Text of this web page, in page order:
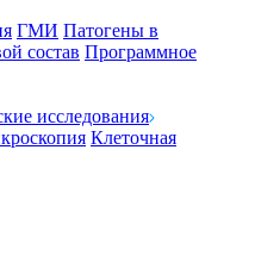
ГМИ Патогены в
состав Программное
исследования
Клеточная